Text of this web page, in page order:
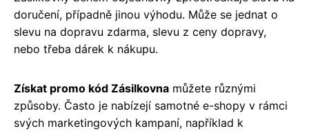
doručení, případně jinou výhodu. Může se jednat o
slevu na dopravu zdarma, slevu z ceny dopravy,
nebo třeba dárek k nákupu.
Získat promo kód Zásilkovna můžete různými
způsoby. Často je nabízejí samotné e-shopy v rámci
svých marketingových kampaní, například k